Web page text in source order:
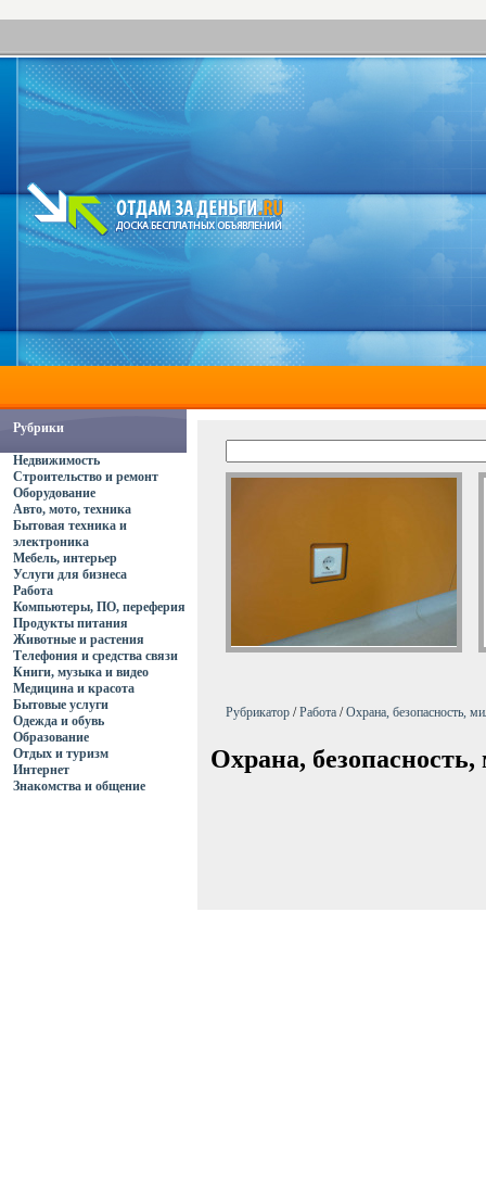
Рубрики
Недвижимость
Строительство и ремонт
Оборудование
Авто, мото, техника
Бытовая техника и
электроника
Мебель, интерьер
Услуги для бизнеса
Работа
Компьютеры, ПО, переферия
Продукты питания
Животные и растения
Телефония и средства связи
Книги, музыка и видео
Медицина и красота
Бытовые услуги
Одежда и обувь
Образование
Отдых и туризм
Интернет
Знакомства и общение
Рубрикатор /Работа /Охрана, безопасность,
Охрана,